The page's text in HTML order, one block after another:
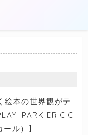
絵本の世界観がテ
PARK ERIC C
ル）】